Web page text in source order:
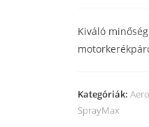
Kiváló
Kategóriák:
SprayMax